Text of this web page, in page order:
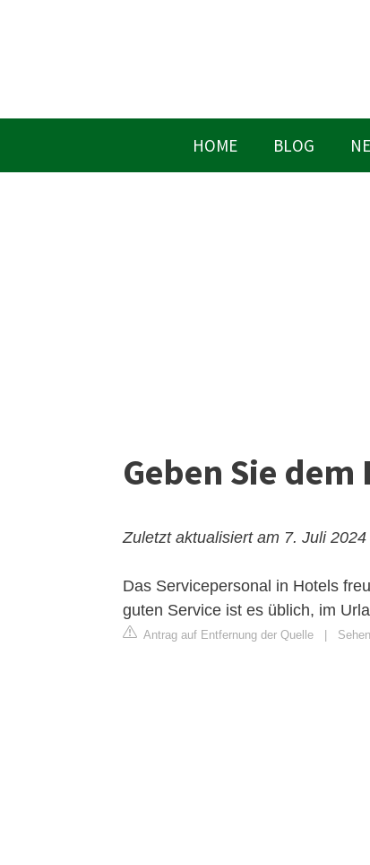
HOME BLOG
Geben Sie
Zuletzt aktualisiert am 7. Juli 2024
Das Servicepersonal in Hotels
guten Service ist es üblich, im
Antrag auf Entfernung der Quelle